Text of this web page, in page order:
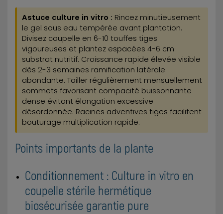
Astuce culture in vitro : Rincez minutieusement
le gel sous eau tempérée avant plantation.
Divisez coupelle en 6-10 touffes tiges
vigoureuses et plantez espacées 4-6 cm
substrat nutritif. Croissance rapide élevée visible
dès 2-3 semaines ramification latérale
abondante. Tailler régulièrement mensuellement
sommets favorisant compacité buissonnante
dense évitant élongation excessive
désordonnée. Racines adventives tiges facilitent
bouturage multiplication rapide.
Points importants de la plante
Conditionnement : Culture in vitro en
coupelle stérile hermétique
biosécurisée garantie pure